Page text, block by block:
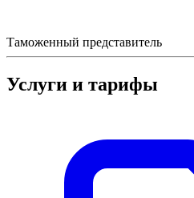
Таможенный представитель
Услуги и тарифы